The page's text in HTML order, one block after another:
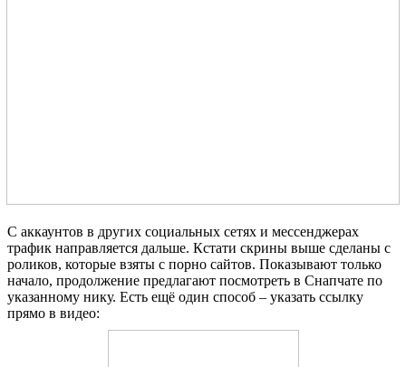
С аккаунтов в других социальных сетях и мессенджерах
трафик направляется дальше. Кстати скрины выше сделаны с
роликов, которые взяты с порно сайтов. Показывают только
начало, продолжение предлагают посмотреть в Снапчате по
указанному нику. Есть ещё один способ – указать ссылку
прямо в видео: